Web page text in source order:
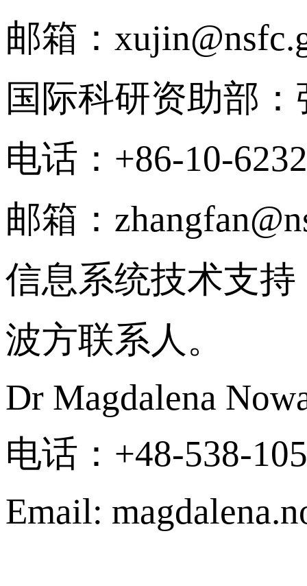
邮箱：
国际科研资助部：
电话：+86-10-
邮箱：
信息系统技术支持
波方联系人。
Dr Magdalena
电话：+48-538-
Email: